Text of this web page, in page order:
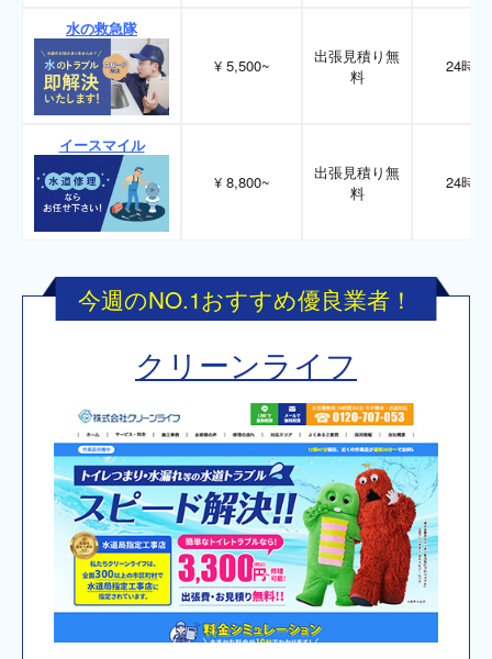
水の救急隊
¥ 5,500~
出張見積り無
料
24時間
イースマイル
¥ 8,800~
出張見積り無
料
24時間
今週のNO.1おすすめ優良業者！
クリーンライフ